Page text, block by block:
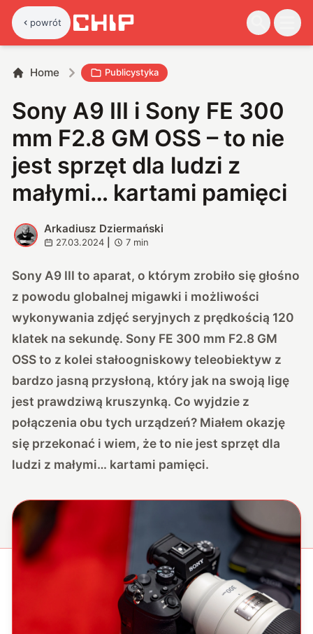
powrót
Home Publicystyka
Sony A9 III i Sony FE 300
mm F2.8 GM OSS – to nie
jest sprzęt dla ludzi z
małymi… kartami pamięci
A
Arkadiusz Dziermański
27.03.2024 7 min
Sony A9 III to aparat, o którym zrobiło się głośno
z powodu globalnej migawki i możliwości
wykonywania zdjęć seryjnych z prędkością 120
klatek na sekundę. Sony FE 300 mm F2.8 GM
OSS to z kolei stałoogniskowy teleobiektyw z
bardzo jasną przysłoną, który jak na swoją ligę
jest prawdziwą kruszynką. Co wyjdzie z
połączenia obu tych urządzeń? Miałem okazję
się przekonać i wiem, że to nie jest sprzęt dla
ludzi z małymi… kartami pamięci.